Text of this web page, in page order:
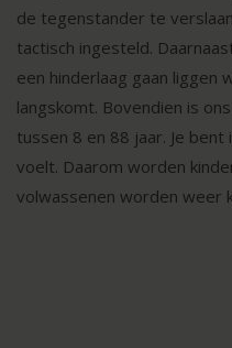
de tegenstander te
tactisch ingesteld.
een hinderlaag gaan
langskomt. Bovendien is
tussen 8 en 88 jaar. Je
voelt. Daarom worden
volwassenen worden weer